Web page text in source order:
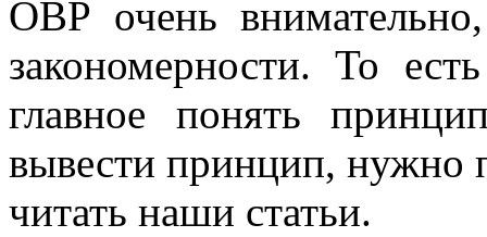
ОВР очень
закономерности. То
главное понять
вывести принцип, нужно
читать наши статьи.